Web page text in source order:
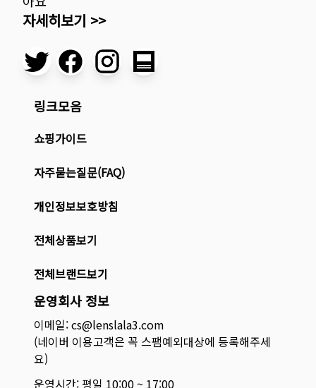
자세히보기 >>
링크모음
쇼핑가이드
자주묻는질문(FAQ)
개인정보보호방침
전체상품보기
전체브랜드보기
운영회사 정보
이메일: cs@lenslala3.com
(네이버 이용고객은 꼭 스팸예외대상에 등록해주세
요)
운영시간: 평일 10:00 ~ 17:00